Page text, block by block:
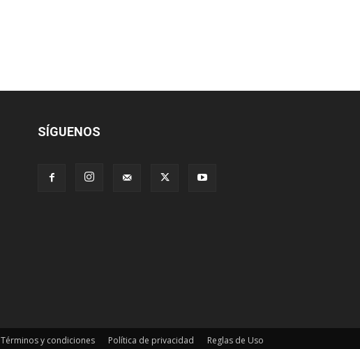
SÍGUENOS
Términos y condiciones Política de privacidad Reglas de Uso